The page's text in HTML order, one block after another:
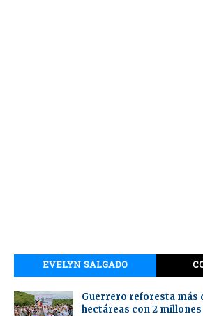
EVELYN SALGADO
Guerrero reforesta más
hectáreas con 2